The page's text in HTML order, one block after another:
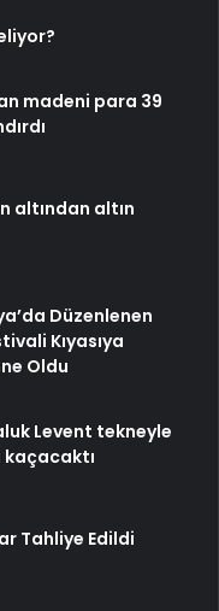
madeni para 39
altından altın
Düzenlenen
Kıyasıya
Oldu
Levent tekneyle
kaçacaktı
Tahliye Edildi